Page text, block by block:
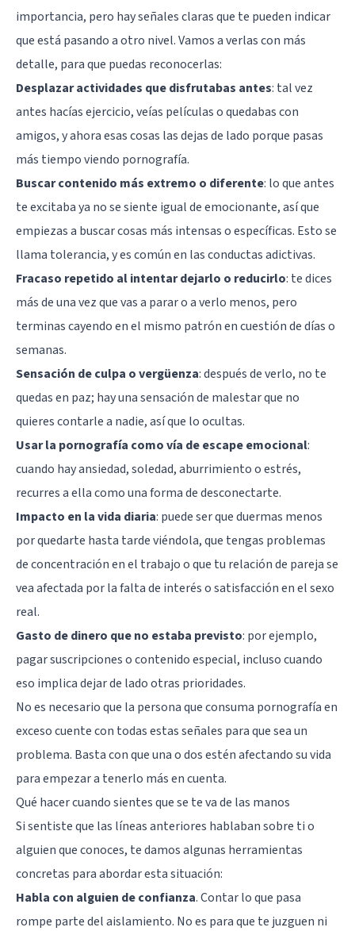
importancia, pero hay señales claras que te pueden indicar
que está pasando a otro nivel. Vamos a verlas con más
detalle, para que puedas reconocerlas:
Desplazar actividades que disfrutabas antes: tal vez
antes hacías ejercicio, veías películas o quedabas con
amigos, y ahora esas cosas las dejas de lado porque pasas
más tiempo viendo pornografía.
Buscar contenido más extremo o diferente: lo que antes
te excitaba ya no se siente igual de emocionante, así que
empiezas a buscar cosas más intensas o específicas. Esto se
llama tolerancia, y es común en las conductas adictivas.
Fracaso repetido al intentar dejarlo o reducirlo: te dices
más de una vez que vas a parar o a verlo menos, pero
terminas cayendo en el mismo patrón en cuestión de días o
semanas.
Sensación de culpa o vergüenza: después de verlo, no te
quedas en paz; hay una sensación de malestar que no
quieres contarle a nadie, así que lo ocultas.
Usar la pornografía como vía de escape emocional:
cuando hay ansiedad, soledad, aburrimiento o estrés,
recurres a ella como una forma de desconectarte.
Impacto en la vida diaria: puede ser que duermas menos
por quedarte hasta tarde viéndola, que tengas problemas
de concentración en el trabajo o que tu relación de pareja se
vea afectada por la falta de interés o satisfacción en el sexo
real.
Gasto de dinero que no estaba previsto: por ejemplo,
pagar suscripciones o contenido especial, incluso cuando
eso implica dejar de lado otras prioridades.
No es necesario que la persona que consuma pornografía en
exceso cuente con todas estas señales para que sea un
problema. Basta con que una o dos estén afectando su vida
para empezar a tenerlo más en cuenta.
Qué hacer cuando sientes que se te va de las manos
Si sentiste que las líneas anteriores hablaban sobre ti o
alguien que conoces, te damos algunas herramientas
concretas para abordar esta situación:
Habla con alguien de confianza. Contar lo que pasa
rompe parte del aislamiento. No es para que te juzguen ni